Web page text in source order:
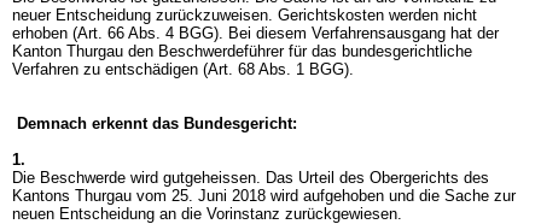
neuer Entscheidung zurückzuweisen. Gerichtskosten werden nicht
erhoben (Art. 66 Abs. 4 BGG). Bei diesem Verfahrensausgang hat der
Kanton Thurgau den Beschwerdeführer für das bundesgerichtliche
Verfahren zu entschädigen (Art. 68 Abs. 1 BGG).
Demnach erkennt das Bundesgericht:
1.
Die Beschwerde wird gutgeheissen. Das Urteil des Obergerichts des
Kantons Thurgau vom 25. Juni 2018 wird aufgehoben und die Sache zur
neuen Entscheidung an die Vorinstanz zurückgewiesen.